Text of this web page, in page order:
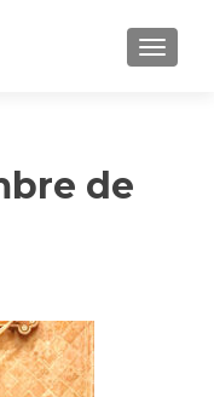
MENU
de